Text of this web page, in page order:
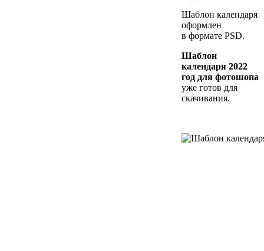
Шаблон календаря
оформлен
в формате PSD.
Шаблон
календаря 2022
год для фотошопа
уже готов для
скачивания.